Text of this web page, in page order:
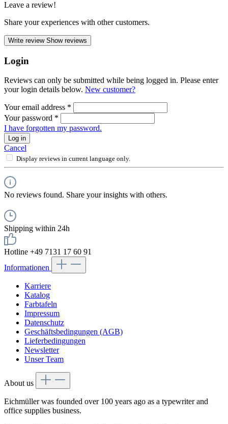
Leave a review!
Share your experiences with other customers.
Write review Show reviews
Login
Reviews can only be submitted while being logged in. Please enter
your login details below. New customer?
Your email address *
Your password *
I have forgotten my password.
Log in
Cancel
Display reviews in current language only.
No reviews found. Share your insights with others.
Shipping within 24h
Hotline +49 7131 17 60 91
Informationen
Karriere
Katalog
Farbtafeln
Impressum
Datenschutz
Geschäftsbedingungen (AGB)
Lieferbedingungen
Newsletter
Unser Team
About us
Eichmüller was founded over 100 years ago as a typewriter and
office supplies business.